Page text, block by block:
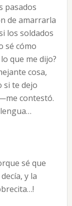
pasados
de amarrarla
los soldados
sé cómo
que me dijo?
cosa,
si te dejo
contestó.
sé que
y la